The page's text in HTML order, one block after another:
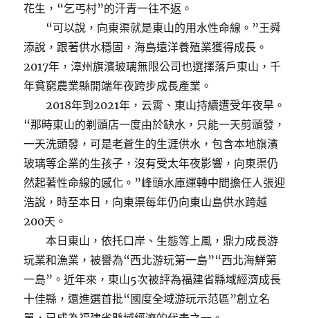
花生，“乞丐村”的汗青一往不返。
“可以說，向東渠就是東山的用水性命線。”王舜
添說，跟著供水穩固，海島遠洋養殖業獲得成長。
2017年，漳州旗濱玻璃無限公司也選擇落戶東山，千
年貧窮農業縣開端年夜跨步成長產業。
2018年到2021年，云霄、東山持續遭受年夜旱。
“那時東山的剃頭店一度由於缺水，只能一天剪頭發，
一天洗頭發，可是老蒼生的生涯供水，包含本地旗濱
玻璃等企業的生孩子，沒有受太年夜影響，向東渠仍
然起著性命線的感化。”峰頭水庫運轉中間擔任人張迎
浩說，時至本日，向東渠每年仍向東山島供水跨越
200天。
本日東山，依托口岸、生態等上風，鼎力成長游
玩業和漁業，被譽為“西北游玩第一島”“西北海鮮第
一島”。近年來，東山5次被評為福建省縣域經濟成長
十佳縣，還進選首批“國度全域游玩示范區”創立名